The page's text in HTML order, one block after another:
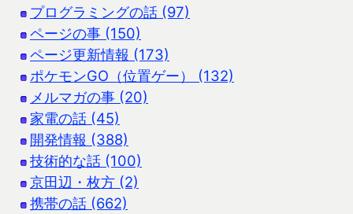
プログラミングの話 (97)
ページの事 (150)
ページ更新情報 (173)
ポケモンGO（位置ゲー） (132)
メルマガの事 (20)
家電の話 (45)
開発情報 (388)
技術的な話 (100)
京田辺・枚方 (2)
携帯の話 (662)